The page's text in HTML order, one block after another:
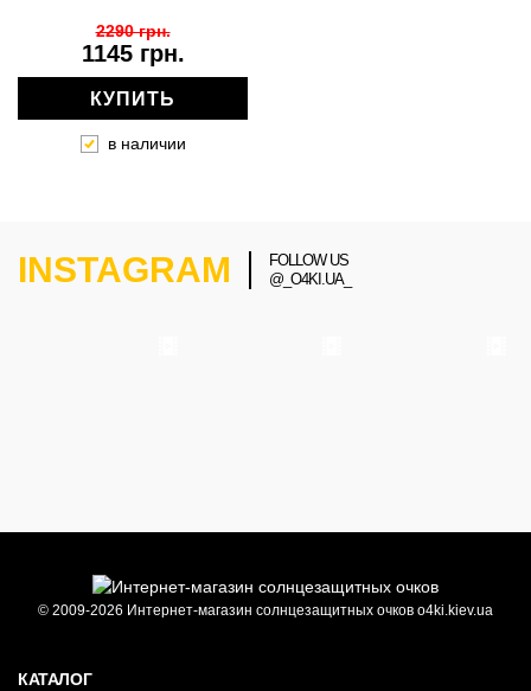
1145 грн.
2290 грн.
КУПИТЬ
в наличии
INSTAGRAM
FOLLOW US
@_O4KI.UA_
© 2009-2026 Интернет-магазин солнцезащитных очков o4ki.kiev.ua
КАТАЛОГ